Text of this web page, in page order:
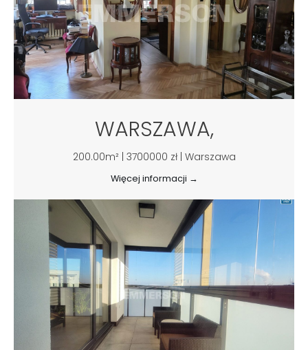
WARSZAWA,
200.00m² | 3700000 zł | Warszawa
Więcej informacji →